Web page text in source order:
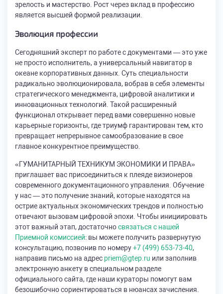
зрелость и мастерство. Рост через вклад в профессию
является высшей формой реализации.
Эволюция профессии
Сегодняшний эксперт по работе с документами — это уже
не просто исполнитель, а универсальный навигатор в
океане корпоративных данных. Суть специальности
радикально эволюционировала, вобрав в себя элементы
стратегического менеджмента, цифровой аналитики и
инновационных технологий. Такой расширенный
функционал открывает перед вами совершенно новые
карьерные горизонты, где триумф гарантирован тем, кто
превращает непрерывное самообразование в свое
главное конкурентное преимущество.
«ГУМАНИТАРНЫЙ ТЕХНИКУМ ЭКОНОМИКИ И ПРАВА»
приглашает вас присоединиться к плеяде визионеров
современного документационного управления. Обучение
у нас — это получение знаний, которые находятся на
острие актуальных экономических трендов и полностью
отвечают вызовам цифровой эпохи. Чтобы инициировать
этот важный этап, достаточносвязаться с нашей
Приемной комиссией: вы можете получить развернутую
консультацию, позвонив по номеру+7 (499) 653-73-40,
направив письмо на адрес priem@gtep.ru или заполнив
электронную анкету в специальном разделе
официального сайта, где наши кураторы помогут вам
безошибочно сориентироваться в нюансах зачисления.